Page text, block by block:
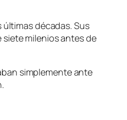
décadas. Sus
milenios antes de
simplemente ante